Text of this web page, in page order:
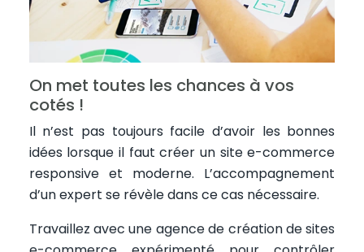
On met toutes les chances à vos
cotés !
Il n’est pas toujours facile d’avoir les bonnes
idées lorsque il faut créer un site e-commerce
responsive et moderne. L’accompagnement
d’un expert se révèle dans ce cas nécessaire.
Travaillez avec une agence de création de sites